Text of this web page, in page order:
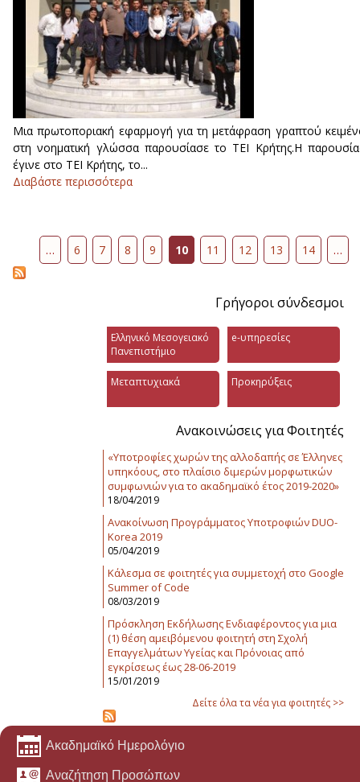
Μια πρωτοποριακή εφαρμογή για τη μετάφραση γραπτού
στη νοηματική γλώσσα παρουσίασε το ΤΕΙ Κρήτης.Η
έγινε στο ΤΕΙ Κρήτης, το...
Διαβάστε περισσότερα
… 6 7 8 9 10 11 12 13 14 …
Γρήγοροι σύνδεσμοι
Ελληνικό Μεσογειακό
Πανεπιστήμιο
e-υπηρεσίες
Μεταπτυχιακά Προκηρύξεις
Ανακοινώσεις για Φοιτητές
«Υποτροφίες χωρών της αλλοδαπής σε Έλληνες
υπηκόους, στο πλαίσιο διμερών μορφωτικών
συμφωνιών για το ακαδημαϊκό έτος 2019-2020»
18/04/2019
Ανακοίνωση Προγράμματος Υποτροφιών DUO-
Korea 2019
05/04/2019
Κάλεσμα σε φοιτητές για συμμετοχή στο Google
Summer of Code
08/03/2019
Πρόσκληση Εκδήλωσης Ενδιαφέροντος για μια
(1) θέση αμειβόμενου φοιτητή στη Σχολή
Επαγγελμάτων Υγείας και Πρόνοιας από
εγκρίσεως έως 28-06-2019
15/01/2019
Δείτε όλα τα νέα για φοιτητές >>
Ακαδημαϊκό Ημερολόγιο
Αναζήτηση Προσώπων